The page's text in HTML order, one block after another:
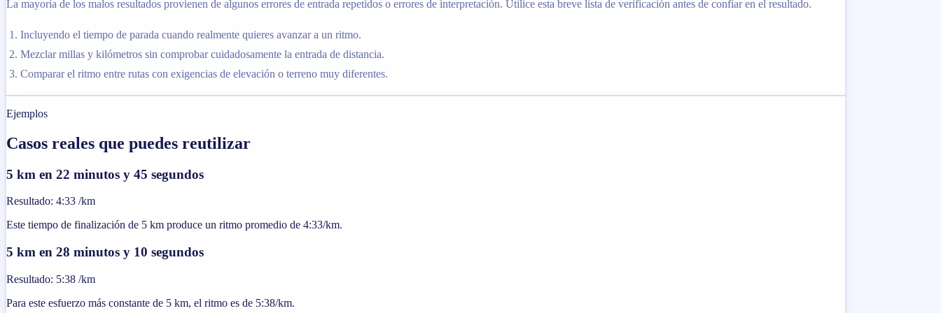
La mayoría de los malos resultados provienen de algunos errores de entrada repetidos o errores de interpretación. Utilice esta breve lista de verificación antes de confiar en el resultado.
Incluyendo el tiempo de parada cuando realmente quieres avanzar a un ritmo.
Mezclar millas y kilómetros sin comprobar cuidadosamente la entrada de distancia.
Comparar el ritmo entre rutas con exigencias de elevación o terreno muy diferentes.
Ejemplos
Casos reales que puedes reutilizar
5 km en 22 minutos y 45 segundos
Resultado: 4:33 /km
Este tiempo de finalización de 5 km produce un ritmo promedio de 4:33/km.
5 km en 28 minutos y 10 segundos
Resultado: 5:38 /km
Para este esfuerzo más constante de 5 km, el ritmo es de 5:38/km.